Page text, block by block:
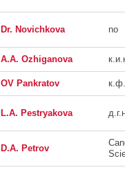
Dr. Novichkova no
А.А. Ozhiganova
OV Pankratov
L.A. Pestryakova
D.A. Petrov